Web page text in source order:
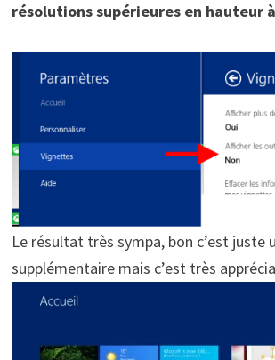
résolutions supérieures en hauteur
Le résultat très sympa, bon c’est juste
supplémentaire mais c’est très